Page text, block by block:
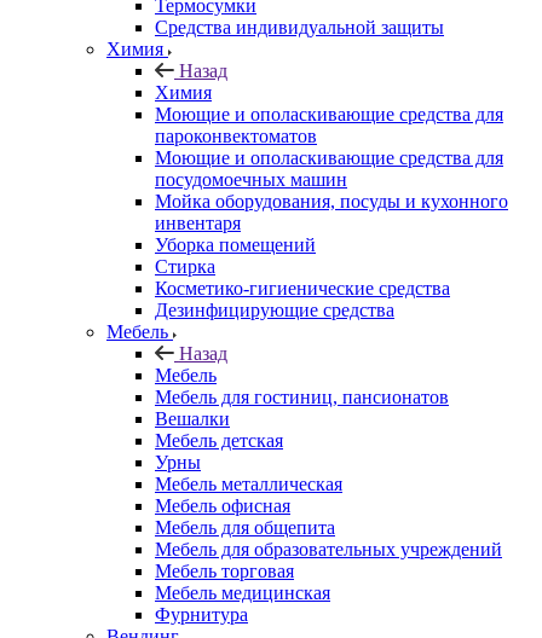
Термосумки
Средства индивидуальной защиты
Химия
Назад
Химия
Моющие и ополаскивающие средства для
пароконвектоматов
Моющие и ополаскивающие средства для
посудомоечных машин
Мойка оборудования, посуды и кухонного
инвентаря
Уборка помещений
Стирка
Косметико-гигиенические средства
Дезинфицирующие средства
Мебель
Назад
Мебель
Мебель для гостиниц, пансионатов
Вешалки
Мебель детская
Урны
Мебель металлическая
Мебель офисная
Мебель для общепита
Мебель для образовательных учреждений
Мебель торговая
Мебель медицинская
Фурнитура